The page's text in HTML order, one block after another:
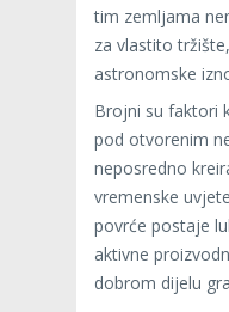
tim zemljama
za vlastito
astronomske
Brojni su faktori
pod otvorenim
neposredno
vremenske
povrće postaje
aktivne
dobrom dijelu